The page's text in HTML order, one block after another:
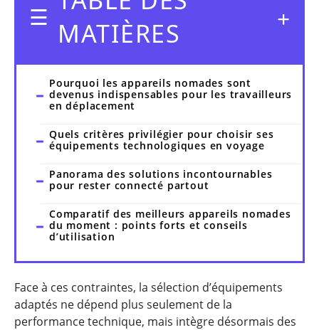
MATIÈRES
Pourquoi les appareils nomades sont
devenus indispensables pour les travailleurs
en déplacement
Quels critères privilégier pour choisir ses
équipements technologiques en voyage
Panorama des solutions incontournables
pour rester connecté partout
Comparatif des meilleurs appareils nomades
du moment : points forts et conseils
d’utilisation
Face à ces contraintes, la sélection d’équipements
adaptés ne dépend plus seulement de la
performance technique, mais intègre désormais des